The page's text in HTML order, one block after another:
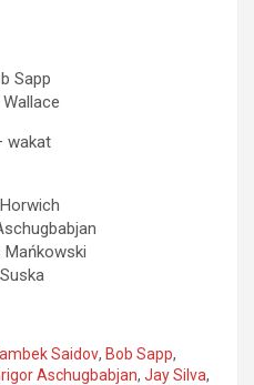
Sapp
wakat
Saidov, Bob Sapp,
Aschugbabjan, Jay Silva,